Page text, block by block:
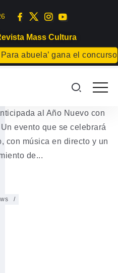
Mass Cultura
abuela’ gana el concurso
Juveniles en
al Año Nuevo con
evento que se celebrará
con música en directo y un
de...